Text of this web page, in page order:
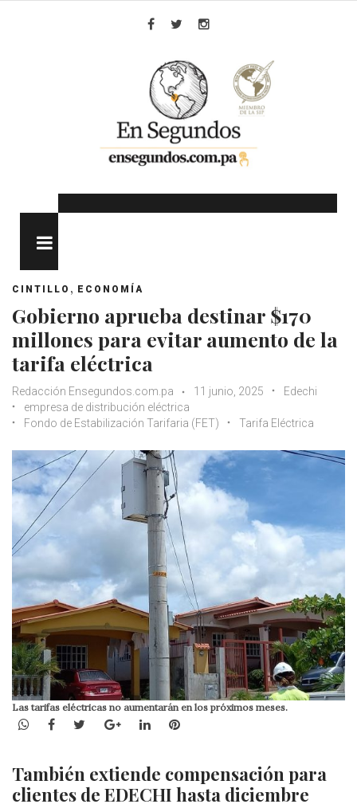
CINTILLO , ECONOMÍA
Gobierno aprueba destinar $170
millones para evitar aumento de la
tarifa eléctrica
Redacción Ensegundos.com.pa 11 junio, 2025
Edechi
empresa de distribución eléctrica
Fondo de Estabilización Tarifaria (FET)
Tarifa Eléctrica
Las tarifas eléctricas no aumentarán en los próximos meses.
WhatsApp
Facebook
TwitterGoogle+LinkedInPinterest
También extiende compensación para
clientes de EDECHI hasta diciembre